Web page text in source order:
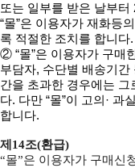
또는 일부를 받은 날부
“몰”은 이용자가 재화등
록 적절한 조치를 합니다.
② “몰”은 이용자가 구매
부담자, 수단별 배송기간
간을 초과한 경우에는
다. 다만 “몰”이 고의· 과
합니다.
제14조(환급)
“몰”은 이용자가 구매신